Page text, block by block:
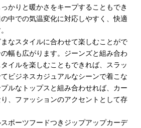
かりと暖かさをキープすることもでき
中での気温変化に対応しやすく、快適
なスタイルに合わせて楽しむことがで
幅も広がります。ジーンズと組み合わ
イルを楽しむこともできれば、スラッ
ビジネスカジュアルなシーンで着こな
ルなトップスと組み合わせれば、カー
、ファッションのアクセントとして存
ポーツフードつきジップアップカーデ